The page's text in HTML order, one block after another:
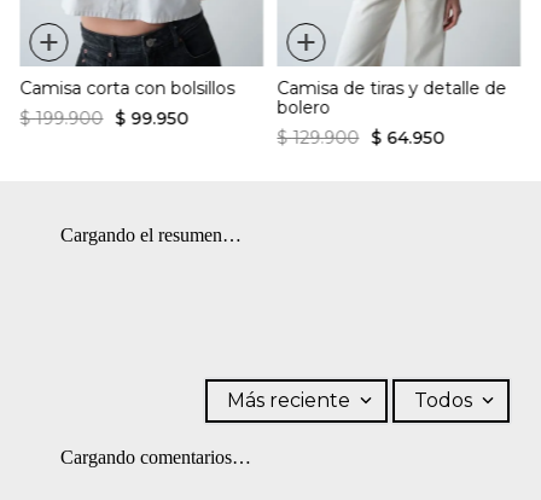
+
Camisa corta con bolsillos
$ 199.900 $ 99.950
+
Camisa de tiras y detalle de
bolero
$ 129.900 $ 64.950
Cargando el resumen…
Más reciente Todos
Cargando comentarios…